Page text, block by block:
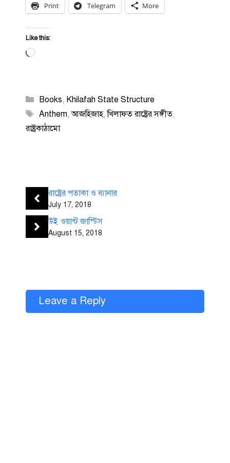
Print Telegram More
Like this:
Loading…
Categories
Books, Khilafah State Structure
Tags
Anthem,আজহিজাহ,খিলাফত রাষ্ট্রের সঙ্গীত,
রাষ্ট্রকাঠামো
রাষ্ট্রের পতাকা ও ব্যানার
July 17, 2018
উই ওয়ান্ট জাস্টিস
August 15, 2018
Leave a Reply